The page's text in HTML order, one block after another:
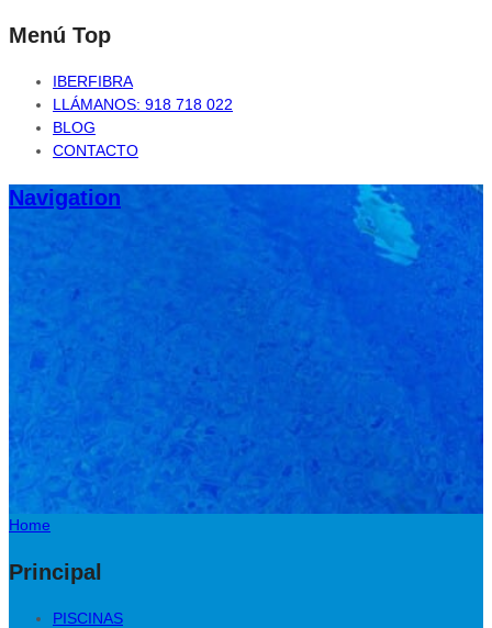
Menú Top
IBERFIBRA
LLÁMANOS: 918 718 022
BLOG
CONTACTO
Navigation
Home
Principal
PISCINAS